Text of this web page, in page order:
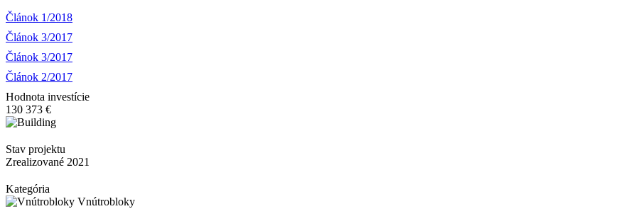
Článok 1/2018
Článok 3/2017
Článok 3/2017
Článok 2/2017
Hodnota investície
130 373 €
Stav projektu
Zrealizované 2021
Kategória
Vnútrobloky